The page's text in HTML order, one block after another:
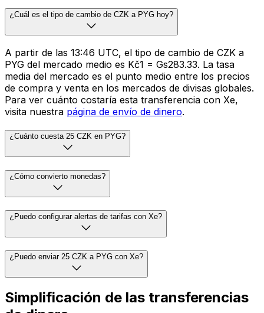
¿Cuál es el tipo de cambio de CZK a PYG hoy?
A partir de las 13:46 UTC, el tipo de cambio de CZK a
PYG del mercado medio es Kč1 = Gs283.33. La tasa
media del mercado es el punto medio entre los precios
de compra y venta en los mercados de divisas globales.
Para ver cuánto costaría esta transferencia con Xe,
visita nuestra página de envío de dinero.
¿Cuánto cuesta 25 CZK en PYG?
¿Cómo convierto monedas?
¿Puedo configurar alertas de tarifas con Xe?
¿Puedo enviar 25 CZK a PYG con Xe?
Simplificación de las transferencias